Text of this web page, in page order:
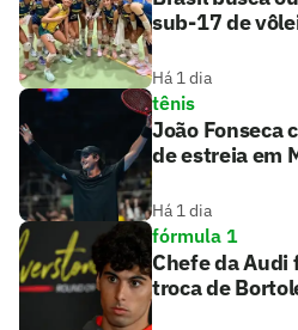
sub-17 de
Há 1 dia
tênis
João Fonseca
de estreia em
Há 1 dia
fórmula 1
Chefe da Audi
troca de